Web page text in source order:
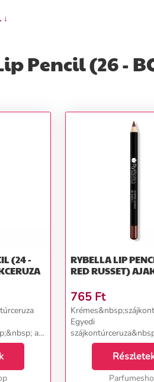
↓
Pencil (26 -
(24 -
AJAKCERUZA
a
ajkak
a
RYBELLA LIP
RED
765 Ft
Egyedi
RyBella olasz
hangsúlyozza és kitölti
formáját és